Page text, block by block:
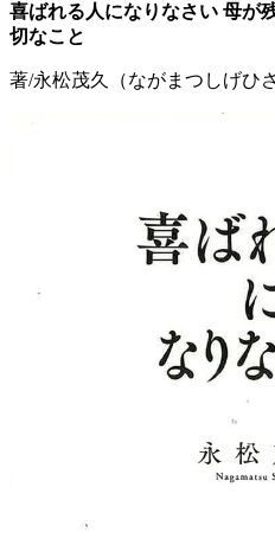
喜ばれる人になりなさい 母が
切なこと
著/永松茂久（ながまつしげひさ